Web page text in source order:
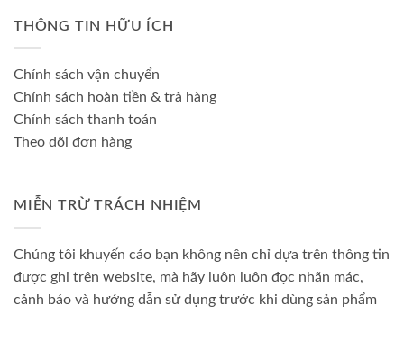
THÔNG TIN HỮU ÍCH
Chính sách vận chuyển
Chính sách hoàn tiền & trả hàng
Chính sách thanh toán
Theo dõi đơn hàng
MIỄN TRỪ TRÁCH NHIỆM
Chúng tôi khuyến cáo bạn không nên chỉ dựa trên thông tin
được ghi trên website, mà hãy luôn luôn đọc nhãn mác,
cảnh báo và hướng dẫn sử dụng trước khi dùng sản phẩm